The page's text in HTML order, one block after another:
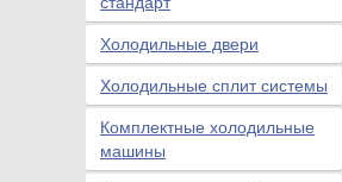
Холодильные двери
Холодильные сплит системы
Комплектные холодильные
машины